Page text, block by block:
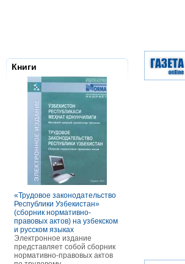
Книги
«Трудовое законодательство
Республики Узбекистан»
(сборник нормативно-
правовых актов) на узбекском
и русском языках
Электронное издание
представляет собой сборник
нормативно-правовых актов
РАСЧЕТЫ С
В книге
оплаты труда